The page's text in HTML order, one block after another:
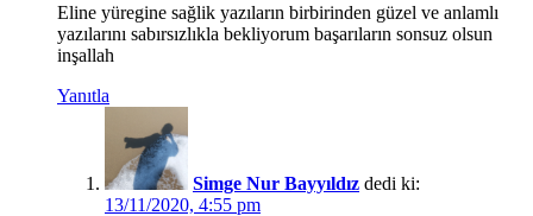
Eline yüregine sağlik yazıların birbirinden güzel ve anlamlı
yazılarını sabırsızlıkla bekliyorum başarıların sonsuz olsun
inşallah
Yanıtla
Simge Nur Bayyıldız dedi ki:
13/11/2020, 4:55 pm